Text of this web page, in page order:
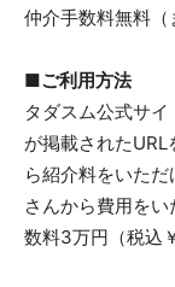
仲介手数料無料（
■ご利用方法
タダスム公式サ
が掲載された
ら紹介料をいた
さんから費用を
数料3万円（税込